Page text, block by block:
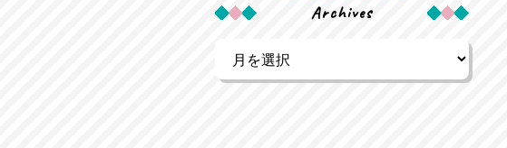
Archives